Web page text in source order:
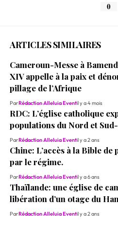
0
ARTICLES SIMILAIRES
Cameroun-Messe à
XIV appelle à la paix et
pillage de l’Afrique
ParRédaction Alleluia Eventil y a 4 mois
RDC: L’église catholique
populations du Nord et
ParRédaction Alleluia Eventil y a 2 ans
Chine: L’accès à la Bible
par le régime.
ParRédaction Alleluia Eventil y a 6 ans
Thaïlande: une église de
libération d’un otage du
ParRédaction Alleluia Eventil y a 2 ans